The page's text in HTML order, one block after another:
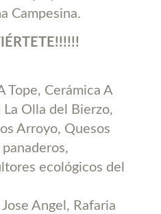
Campesina.
Tope, Cerámica A
Olla del Bierzo,
Arroyo, Quesos
ecológicos del
Angel, Rafaria